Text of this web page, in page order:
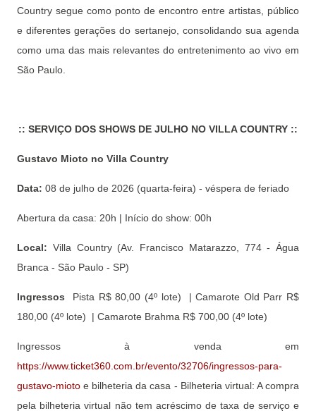
Country segue como ponto de encontro entre artistas, público
e diferentes gerações do sertanejo, consolidando sua agenda
como uma das mais relevantes do entretenimento ao vivo em
São Paulo.
:: SERVIÇO DOS SHOWS DE JULHO NO VILLA COUNTRY ::
Gustavo Mioto no Villa Country
Data: 08 de julho de 2026 (quarta-feira) - véspera de feriado
Abertura da casa: 20h | Início do show: 00h
Local: Villa Country (Av. Francisco Matarazzo, 774 - Água
Branca - São Paulo - SP)
Ingressos
Pista R$ 80,00 (4º lote) | Camarote Old Parr R$
180,00 (4º lote) | Camarote Brahma R$ 700,00 (4º lote)
Ingressos à venda em
https://www.ticket360.com.br/evento/32706/ingressos-para-
gustavo-mioto e bilheteria da casa - Bilheteria virtual: A compra
pela bilheteria virtual não tem acréscimo de taxa de serviço e